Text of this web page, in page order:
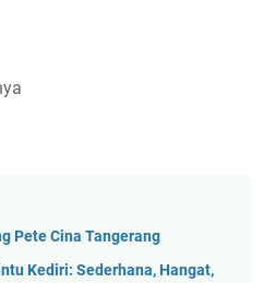
Pete Cina Tangerang
Kediri: Sederhana, Hangat,